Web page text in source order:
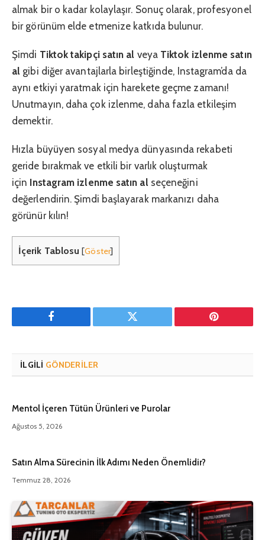
almak bir o kadar kolaylaşır. Sonuç olarak, profesyonel
bir görünüm elde etmenize katkıda bulunur.
Şimdi Tiktok takipçi satın al veya Tiktok izlenme satın
al gibi diğer avantajlarla birleştiğinde, Instagram’da da
aynı etkiyi yaratmak için harekete geçme zamanı!
Unutmayın, daha çok izlenme, daha fazla etkileşim
demektir.
Hızla büyüyen sosyal medya dünyasında rekabeti
geride bırakmak ve etkili bir varlık oluşturmak
için Instagram izlenme satın al seçeneğini
değerlendirin. Şimdi başlayarak markanızı daha
görünür kılın!
İçerik Tablosu [Göster]
Facebook Twitter Pinterest'in
İLGILI GÖNDERILER
Mentol İçeren Tütün Ürünleri ve Purolar
Ağustos 5, 2026
Satın Alma Sürecinin İlk Adımı Neden Önemlidir?
Temmuz 28, 2026